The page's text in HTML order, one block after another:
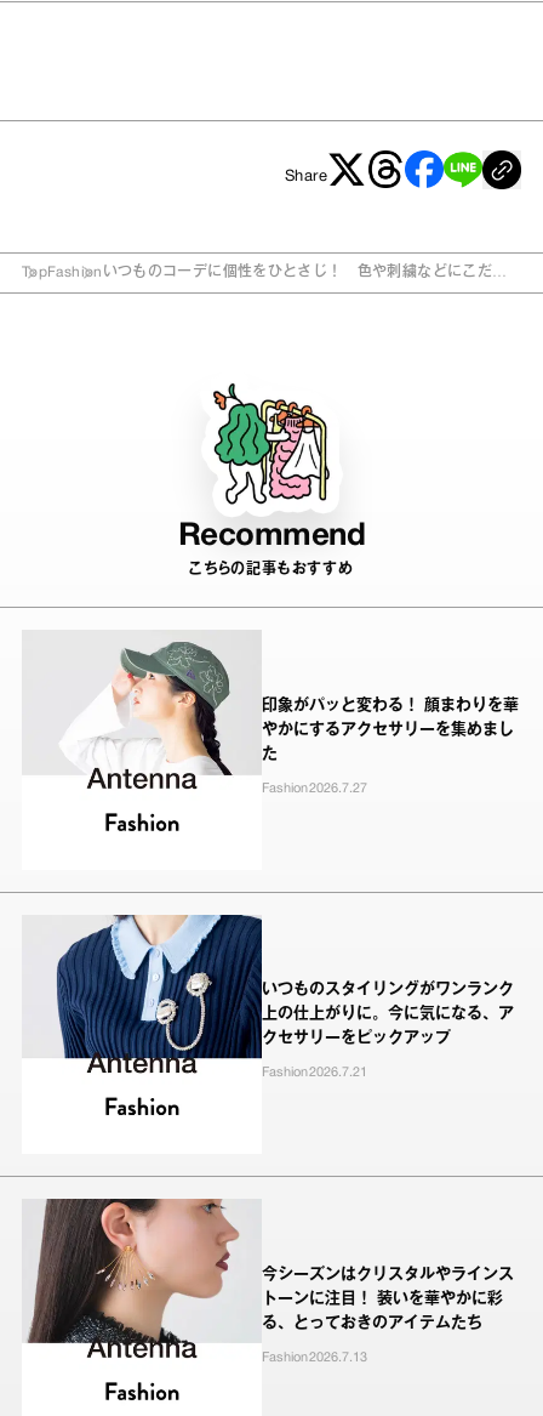
Share
TopFashion いつものコーデに個性をひとさじ！ 色や刺繍などにこだわ
Recommend
こちらの記事もおすすめ
印象がパッと変わる！ 顔まわりを華
やかにするアクセサリーを集めまし
た
Fashion2026.7.27
いつものスタイリングがワンランク
上の仕上がりに。今に気になる、ア
クセサリーをピックアップ
Fashion2026.7.21
今シーズンはクリスタルやラインス
トーンに注目！ 装いを華やかに彩
る、とっておきのアイテムたち
Fashion2026.7.13